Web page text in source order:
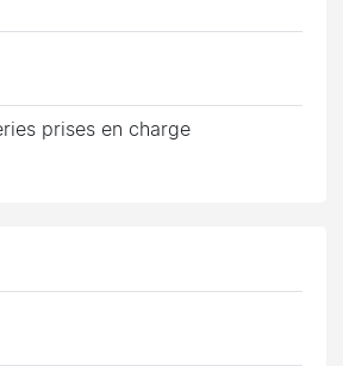
prises en charge